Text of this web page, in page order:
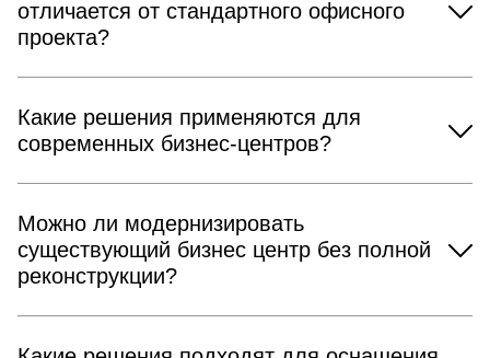
отличается от стандартного офисного
проекта?
Какие решения применяются для
современных бизнес-центров?
Можно ли модернизировать
существующий бизнес центр без полной
реконструкции?